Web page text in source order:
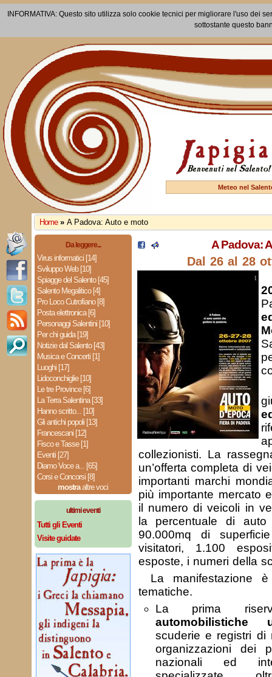
INFORMATIVA: Questo sito utilizza solo cookie tecnici per migliorare l'uso dei
sottostante questo
Meteo nel
Home » A Padova: Auto e moto
Da leggere...
Virus informatici [14]
Sviluppo Web [10]
Spiagge del Salento [45]
Salento Megalitico [4]
Pro Loco Cutrofiano [8]
Posta elettronica [6]
Personaggi Salentini [10]
Per chi guida [19]
Notizie dal Salento [43]
Musica e Concerti [1]
Luoghi [17]
Lidoconchiglie [10]
Le tre Province [6]
La Terra Salentina [33]
Hanno scritto... [10]
Gli antichi popoli [13]
Francescani [12]
Fisco e Tasse [1]
Eventi [27]
Diamo Voce a... [65]
Corsi e Concorsi [8]
mostraaltre voci
ultimi eventi
Tutti gli Eventi
Visite guidate
A Padova:
Dal 26 al 28
collezionisti. La
un’offerta completa di
importanti marchi
più importante mercato
il numero di veicoli in
la percentuale di
90.000mq di
visitatori, 1.100
esposte, i numeri della
La manifestazione
tematiche.
La prima
automobilistiche
scuderie e registri di
organizzazioni dei
nazionali ed